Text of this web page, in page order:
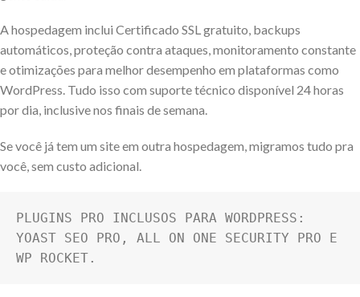
A hospedagem inclui Certificado SSL gratuito, backups
automáticos, proteção contra ataques, monitoramento constante
e otimizações para melhor desempenho em plataformas como
WordPress. Tudo isso com suporte técnico disponível 24 horas
por dia, inclusive nos finais de semana.
Se você já tem um site em outra hospedagem, migramos tudo pra
você, sem custo adicional.
PLUGINS PRO INCLUSOS PARA WORDPRESS:
YOAST SEO PRO, ALL ON ONE SECURITY PRO E
WP ROCKET.